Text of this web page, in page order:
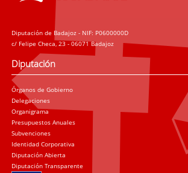
Diputación de Badajoz - NIF: P0600000D
c/ Felipe Checa, 23 - 06071 Badajoz
Diputación
Órganos de Gobierno
Delegaciones
Organigrama
Presupuestos Anuales
Subvenciones
Identidad Corporativa
Diputación Abierta
Diputación Transparente